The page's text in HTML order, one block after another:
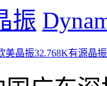
振
美晶振32.768K有源晶振